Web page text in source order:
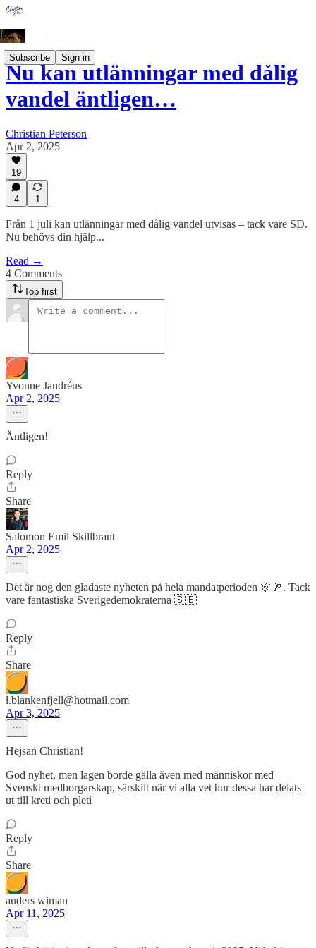
Subscribe Sign in
Nu kan utlänningar med dålig
vandel äntligen…
Christian Peterson
Apr 2, 2025
19
4 1
Från 1 juli kan utlänningar med dålig vandel utvisas – tack vare SD.
Nu behövs din hjälp...
Read →
4 Comments
Top first
Yvonne Jandréus
Apr 2, 2025
Äntligen!
Reply
Share
Salomon Emil Skillbrant
Apr 2, 2025
Det är nog den gladaste nyheten på hela mandatperioden 🎊🥂. Tack
vare fantastiska Sverigedemokraterna 🇸🇪
Reply
Share
l.blankenfjell@hotmail.com
Apr 3, 2025
Hejsan Christian!
God nyhet, men lagen borde gälla även med människor med
Svenskt medborgarskap, särskilt när vi alla vet hur dessa har delats
ut till kreti och pleti
Reply
Share
anders wiman
Apr 11, 2025